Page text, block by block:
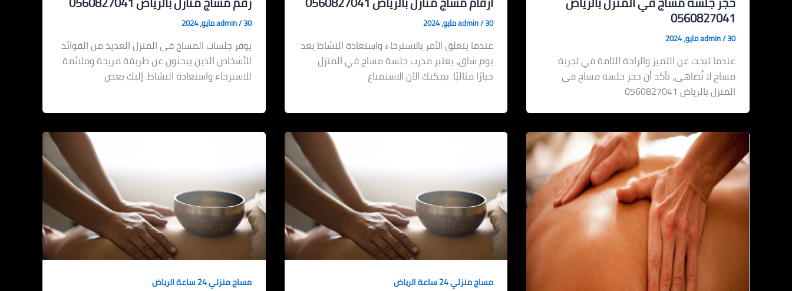
0560827041
admin/30 مايو، 2024
عندما تبحث عن التميز والراحة التامة في تجربة
مساج لا تُضاهى، تأكد أن حجز جلسة مساج في
المنزل بالرياض 0560827041
admin/30 مايو، 2024
عندما يتعلق الأمر بالاسترخاء واستعادة النشاط بعد
يوم شاق، يعتبر مدرب جلسة مساج في المنزل
خيارًا مثاليًا. يمكنك الآن الاستمتاع
admin/30 مايو، 2024
يوفر جلسات المساج في المنزل العديد من الفوائد
للأشخاص الذين يبحثون عن طريقة مريحة وملائمة
للاسترخاء واستعادة النشاط. إليك بعض
مساج منزلي 24 ساعة الرياض مساج منزلي 24 ساعة الرياض